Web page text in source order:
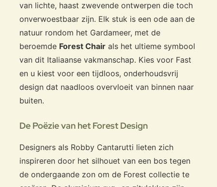
van lichte, haast zwevende ontwerpen die toch
onverwoestbaar zijn. Elk stuk is een ode aan de
natuur rondom het Gardameer, met de
beroemde Forest Chair als het ultieme symbool
van dit Italiaanse vakmanschap. Kies voor Fast
en u kiest voor een tijdloos, onderhoudsvrij
design dat naadloos overvloeit van binnen naar
buiten.
De Poëzie van het Forest Design
Designers als Robby Cantarutti lieten zich
inspireren door het silhouet van een bos tegen
de ondergaande zon om de Forest collectie te